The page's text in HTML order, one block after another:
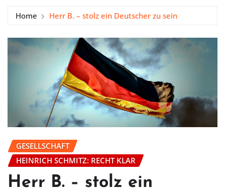
Home Herr B. – stolz ein Deutscher zu sein
GESELLSCHAFT
HEINRICH SCHMITZ: RECHT KLAR
Herr B. – stolz ein